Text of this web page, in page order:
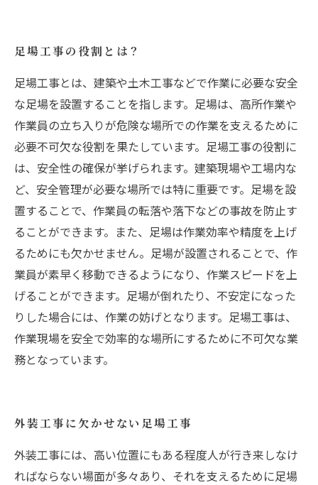
足場工事の役割とは？
足場工事とは、建築や土木工事などで作業に必要な安全
な足場を設置することを指します。足場は、高所作業や
作業員の立ち入りが危険な場所での作業を支えるために
必要不可欠な役割を果たしています。足場工事の役割に
は、安全性の確保が挙げられます。建築現場や工場内な
ど、安全管理が必要な場所では特に重要です。足場を設
置することで、作業員の転落や落下などの事故を防止す
ることができます。また、足場は作業効率や精度を上げ
るためにも欠かせません。足場が設置されることで、作
業員が素早く移動できるようになり、作業スピードを上
げることができます。足場が倒れたり、不安定になった
りした場合には、作業の妨げとなります。足場工事は、
作業現場を安全で効率的な場所にするために不可欠な業
務となっています。
外装工事に欠かせない足場工事
外装工事には、高い位置にもある程度人が行き来しなけ
ればならない場面が多々あり、それを支えるために足場